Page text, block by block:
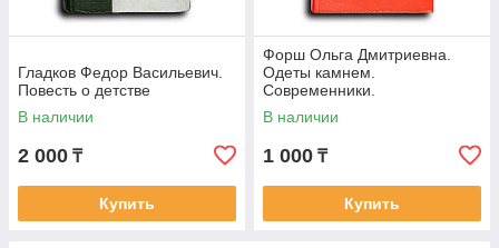
Гладков Федор Васильевич.
Повесть о детстве
В наличии
2 000 ₸
Купить
Форш Ольга Дмитриевна.
Одеты камнем.
Современники.
Михайловский замок
В наличии
1 000 ₸
Купить